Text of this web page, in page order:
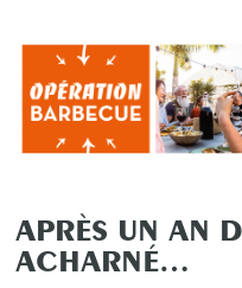
APRÈS UN AN
ACHARNÉ…